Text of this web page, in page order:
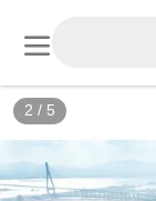
2 / 5